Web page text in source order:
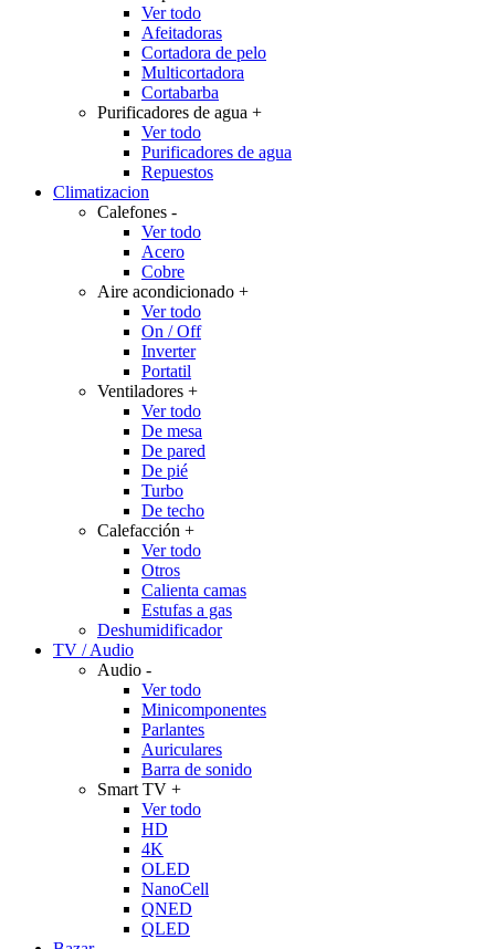
Ver todo
Afeitadoras
Cortadora de pelo
Multicortadora
Cortabarba
Purificadores de agua +
Ver todo
Purificadores de agua
Repuestos
Climatizacion
Calefones -
Ver todo
Acero
Cobre
Aire acondicionado +
Ver todo
On / Off
Inverter
Portatil
Ventiladores +
Ver todo
De mesa
De pared
De pié
Turbo
De techo
Calefacción +
Ver todo
Otros
Calienta camas
Estufas a gas
Deshumidificador
TV / Audio
Audio -
Ver todo
Minicomponentes
Parlantes
Auriculares
Barra de sonido
Smart TV +
Ver todo
HD
4K
OLED
NanoCell
QNED
QLED